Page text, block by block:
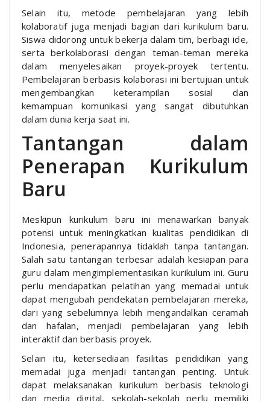
Selain itu, metode pembelajaran yang lebih
kolaboratif juga menjadi bagian dari kurikulum baru.
Siswa didorong untuk bekerja dalam tim, berbagi ide,
serta berkolaborasi dengan teman-teman mereka
dalam menyelesaikan proyek-proyek tertentu.
Pembelajaran berbasis kolaborasi ini bertujuan untuk
mengembangkan keterampilan sosial dan
kemampuan komunikasi yang sangat dibutuhkan
dalam dunia kerja saat ini.
Tantangan dalam
Penerapan Kurikulum
Baru
Meskipun kurikulum baru ini menawarkan banyak
potensi untuk meningkatkan kualitas pendidikan di
Indonesia, penerapannya tidaklah tanpa tantangan.
Salah satu tantangan terbesar adalah kesiapan para
guru dalam mengimplementasikan kurikulum ini. Guru
perlu mendapatkan pelatihan yang memadai untuk
dapat mengubah pendekatan pembelajaran mereka,
dari yang sebelumnya lebih mengandalkan ceramah
dan hafalan, menjadi pembelajaran yang lebih
interaktif dan berbasis proyek.
Selain itu, ketersediaan fasilitas pendidikan yang
memadai juga menjadi tantangan penting. Untuk
dapat melaksanakan kurikulum berbasis teknologi
dan media digital, sekolah-sekolah perlu memiliki